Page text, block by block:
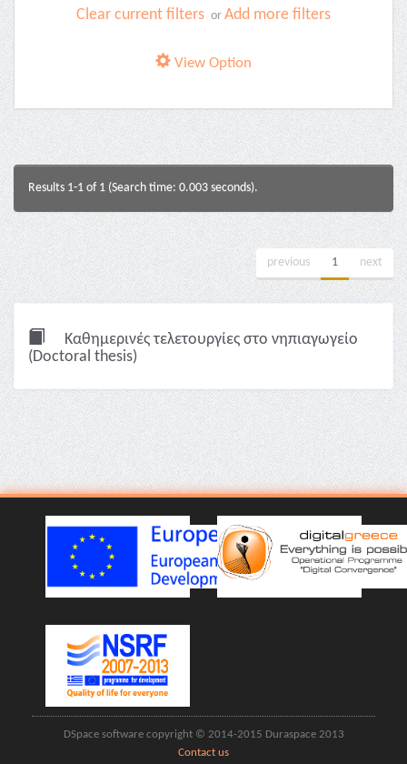
Clear current filters or Add more filters
View Option
Results 1-1 of 1 (Search time: 0.003 seconds).
previous 1 next
Καθημερινές τελετουργίες στο νηπιαγωγείο
(Doctoral thesis)
DSpace software copyright © 2014-2015 Duraspace 2013
Contact us